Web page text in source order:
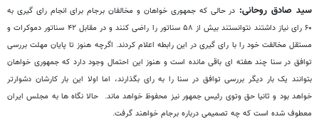
سید صادق روحانی: در حالی که جمهوری خواهان و مخالفان برجام برای انجام رای گیری به
۶۰ رای نیاز داشتند نتوانستند بیش از ۵۸ سناتور را راضی کنند و در مقابل ۴۲ سناتور دموکرات و
مستقل مخالفت خود را با رای گیری در این رابطه اعلام کردند. اگرچه هنوز تا پایان مهلت بررسی
توافق در سنا چند هفته ای باقی مانده است و هنوز این احتمال وجود دارد که جمهوری خواهان
بتوانند یک بار دیگر بررسی توافق در سنا را به رای بگذارند، اما اولا این بار کارشان دشوارتر
خواهد بود و ثانیا حق وتوی رئیس جمهور نیز محفوظ خواهد ماند. حالا نگاه ها به مجلس ایران
معطوف شده است که چه تصمیمی درباره برجام خواهند گرفت.